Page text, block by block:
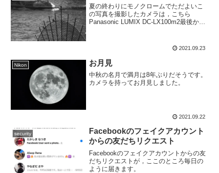
夏の終わりにモノクロームでただよいこ
の写真を撮影したカメラは，こちら
Panasonic LUMIX DC-LX100m2最後から
2021.09.23
Nikon お月見
中秋の名月で満月は8年ぶりだそうです。
カメラを持ってお月見しました。
2021.09.22
security
Facebookのフェイクアカウント
からの友だちリクエスト
Facebookのフェイクアカウントからの友
だちリクエストが，ここのところ毎日の
ように届きます。